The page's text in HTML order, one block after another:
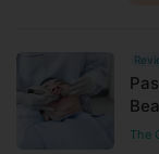
The